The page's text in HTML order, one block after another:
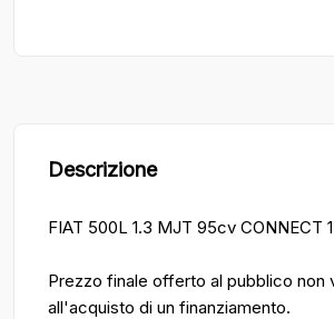
Descrizione
FIAT 500L 1.3 MJT 95cv CONNECT
Prezzo finale offerto al pubblico non
all'acquisto di un finanziamento.